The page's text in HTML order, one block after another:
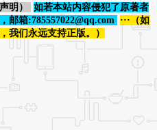
明）
如若本站内容侵犯了原著者
邮箱:785557022@qq.com
···（如
我们永远支持正版。）